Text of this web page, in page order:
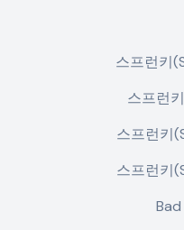
스프런키
스프런
스프런키
스프런키